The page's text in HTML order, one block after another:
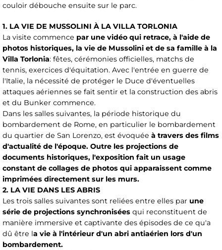
couloir débouche ensuite sur le parc.
1. LA VIE DE MUSSOLINI À LA VILLA TORLONIA
La visite commence par une vidéo qui retrace, à l'aide de
photos historiques, la vie de Mussolini et de sa famille à la
Villa Torlonia: fêtes, cérémonies officielles, matchs de
tennis, exercices d'équitation. Avec l'entrée en guerre de
l'Italie, la nécessité de protéger le Duce d'éventuelles
attaques aériennes se fait sentir et la construction des abris
et du Bunker commence.
Dans les salles suivantes, la période historique du
bombardement de Rome, en particulier le bombardement
du quartier de San Lorenzo, est évoquée à travers des films
d'actualité de l'époque. Outre les projections de
documents historiques, l'exposition fait un usage
constant de collages de photos qui apparaissent comme
imprimées directement sur les murs.
2. LA VIE DANS LES ABRIS
Les trois salles suivantes sont reliées entre elles par une
série de projections synchronisées qui reconstituent de
manière immersive et captivante des épisodes de ce qu'a
dû être la vie à l'intérieur d'un abri antiaérien lors d'un
bombardement.